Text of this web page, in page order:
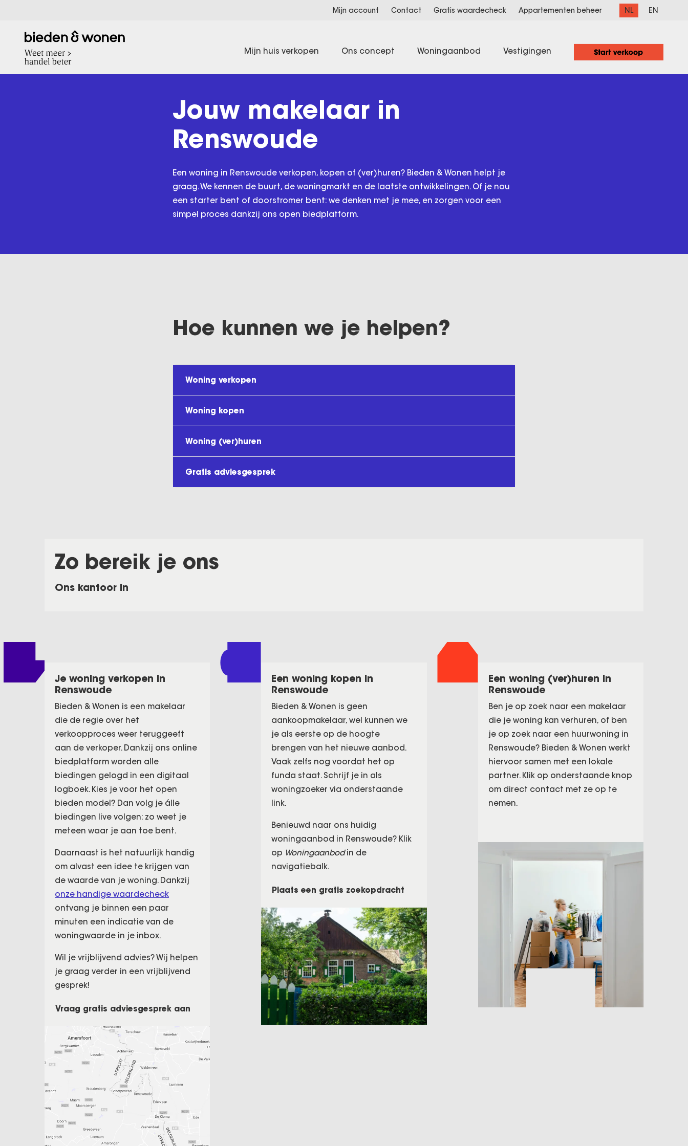
Mijn account Contact Gratis waardecheck Appartementen beheer NL EN
Mijn huis verkopen Ons concept Woningaanbod Vestigingen
Jouw makelaar in
Renswoude
Een woning in Renswoude verkopen, kopen of (ver)huren? Bieden & Wonen helpt je
graag. We kennen de buurt, de woningmarkt en de laatste ontwikkelingen. Of je nou
een starter bent of doorstromer bent: we denken met je mee, en zorgen voor een
simpel proces dankzij ons open biedplatform.
Hoe kunnen we je helpen?
Woning verkopen
Woning kopen
Woning (ver)huren
Gratis adviesgesprek
Zo bereik je ons
Ons kantoor in
Je woning verkopen in
Renswoude
Bieden & Wonen is een makelaar
die de regie over het
verkoopproces weer teruggeeft
aan de verkoper. Dankzij ons online
biedplatform worden alle
biedingen gelogd in een digitaal
logboek. Kies je voor het open
bieden model? Dan volg je álle
biedingen live volgen: zo weet je
meteen waar je aan toe bent.
Daarnaast is het natuurlijk handig
om alvast een idee te krijgen van
de waarde van je woning. Dankzij
onze handige waardecheck
ontvang je binnen een paar
minuten een indicatie van de
woningwaarde in je inbox.
Wil je vrijblijvend advies? Wij helpen
je graag verder in een vrijblijvend
gesprek!
Vraag gratis adviesgesprek aan
Een woning kopen in
Renswoude
Bieden & Wonen is geen
aankoopmakelaar, wel kunnen we
je als eerste op de hoogte
brengen van het nieuwe aanbod.
Vaak zelfs nog voordat het op
funda staat. Schrijf je in als
woningzoeker via onderstaande
link.
Benieuwd naar ons huidig
woningaanbod in Renswoude? Klik
op Woningaanbodin de
navigatiebalk.
Plaats een gratis zoekopdracht
Een woning (ver)huren in
Renswoude
Ben je op zoek naar een makelaar
die je woning kan verhuren, of ben
je op zoek naar een huurwoning in
Renswoude? Bieden & Wonen werkt
hiervoor samen met een lokale
partner. Klik op onderstaande knop
om direct contact met ze op te
nemen.